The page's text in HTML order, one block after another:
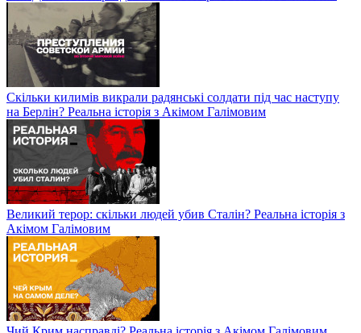
Скільки килимів викрали радянські солдати під час наступу
на Берлін? Реальна історія з Акімом Галімовим
Великий терор: скільки людей убив Сталін? Реальна історія з
Акімом Галімовим